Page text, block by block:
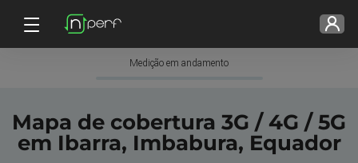
Medição em andamento
Mapa de cobertura 3G / 4G / 5G
em Ibarra, Imbabura, Equador